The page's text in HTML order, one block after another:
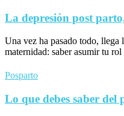
La depresión post
Una vez ha pasado todo, llega
maternidad: saber asumir tu
Posparto
Lo que debes saber del